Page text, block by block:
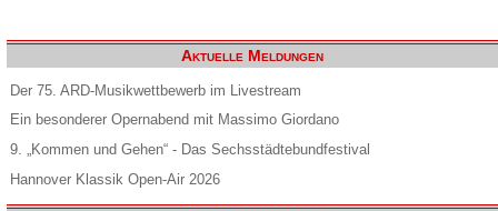
Aktuelle Meldungen
Der 75. ARD-Musikwettbewerb im Livestream
Ein besonderer Opernabend mit Massimo Giordano
9. „Kommen und Gehen“ - Das Sechsstädtebundfestival
Hannover Klassik Open-Air 2026